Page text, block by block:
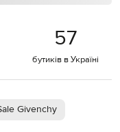
57
бутиків в Україні
Givenchy